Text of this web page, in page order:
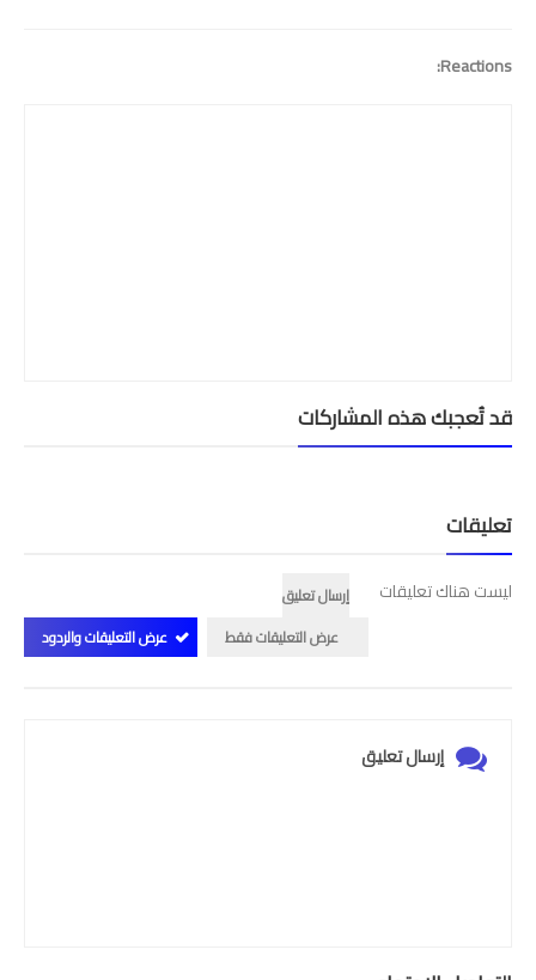
Print
Reactions:
قد تُعجبك هذه المشاركات
تعليقات
ليست هناك تعليقات
إرسال تعليق
عرض التعليقات فقط
عرض التعليقات والردود
إرسال تعليق